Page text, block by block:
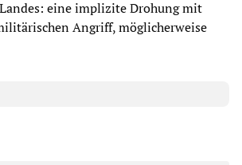
eine implizite Drohung mit
Angriff, möglicherweise